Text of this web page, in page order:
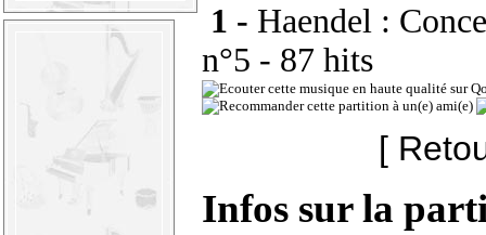
1 - Haendel :
n°5 - 87 hits
[
Infos sur la